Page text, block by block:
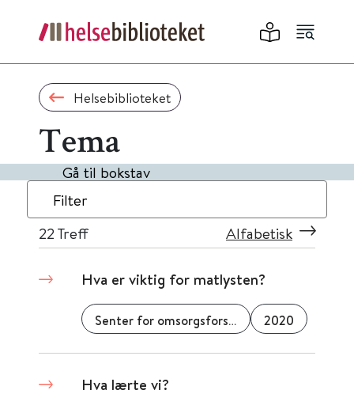
Helsebiblioteket
Tema
Gå til bokstav
Filter
22 Treff Alfabetisk
Hva er viktig for matlysten?
Senter for omsorgsforskning 2020
Hva lærte vi?